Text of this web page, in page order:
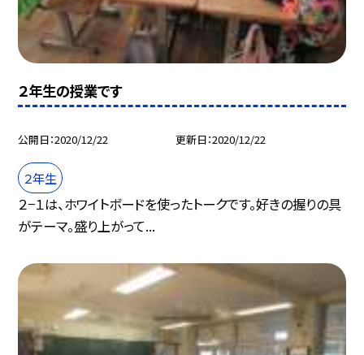
２年生の授業です
公開日 2020/12/22 更新日 2020/12/22
２年生
２−１は、ホワイトボードを使ったトークです。好きの握りの具
がテーマ。盛り上がって...